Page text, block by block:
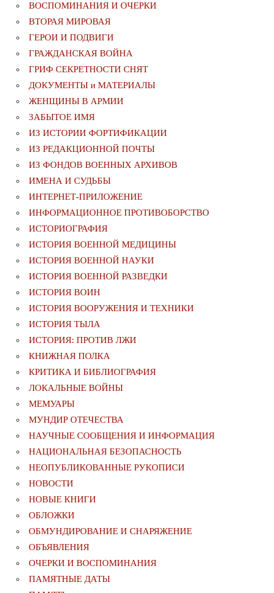
ВОСПОМИНАНИЯ И ОЧЕРКИ
ВТОРАЯ МИРОВАЯ
ГЕРОИ И ПОДВИГИ
ГРАЖДАНСКАЯ ВОЙНА
ГРИФ СЕКРЕТНОСТИ СНЯТ
ДОКУМЕНТЫ и МАТЕРИАЛЫ
ЖЕНЩИНЫ В АРМИИ
ЗАБЫТОЕ ИМЯ
ИЗ ИСТОРИИ ФОРТИФИКАЦИИ
ИЗ РЕДАКЦИОННОЙ ПОЧТЫ
ИЗ ФОНДОВ ВОЕННЫХ АРХИВОВ
ИМЕНА И СУДЬБЫ
ИНТЕРНЕТ-ПРИЛОЖЕНИЕ
ИНФОРМАЦИОННОЕ ПРОТИВОБОРСТВО
ИСТОРИОГРАФИЯ
ИСТОРИЯ ВОЕННОЙ МЕДИЦИНЫ
ИСТОРИЯ ВОЕННОЙ НАУКИ
ИСТОРИЯ ВОЕННОЙ РАЗВЕДКИ
ИСТОРИЯ ВОИН
ИСТОРИЯ ВООРУЖЕНИЯ И ТЕХНИКИ
ИСТОРИЯ ТЫЛА
ИСТОРИЯ: ПРОТИВ ЛЖИ
КНИЖНАЯ ПОЛКА
КРИТИКА И БИБЛИОГРАФИЯ
ЛОКАЛЬНЫЕ ВОЙНЫ
МЕМУАРЫ
МУНДИР ОТЕЧЕСТВА
НАУЧНЫЕ СООБЩЕНИЯ И ИНФОРМАЦИЯ
НАЦИОНАЛЬНАЯ БЕЗОПАСНОСТЬ
НЕОПУБЛИКОВАННЫЕ РУКОПИСИ
НОВОСТИ
НОВЫЕ КНИГИ
ОБЛОЖКИ
ОБМУНДИРОВАНИЕ И СНАРЯЖЕНИЕ
ОБЪЯВЛЕНИЯ
ОЧЕРКИ И ВОСПОМИНАНИЯ
ПАМЯТНЫЕ ДАТЫ